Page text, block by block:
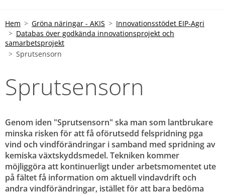
Hem Gröna näringar - AKIS
Innovationsstödet EIP-Agri
Databas över godkända innovationsprojekt och
samarbetsprojekt
Sprutsensorn
Sprutsensorn
Genom iden "Sprutsensorn" ska man som lantbrukare
minska risken för att få oförutsedd felspridning pga
vind och vindförändringar i samband med spridning av
kemiska växtskyddsmedel. Tekniken kommer
möjliggöra att kontinuerligt under arbetsmomentet ute
på fältet få information om aktuell vindavdrift och
andra vindförändringar, istället för att bara bedöma